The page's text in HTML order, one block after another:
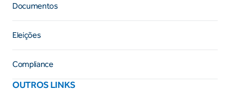
Documentos
Eleições
Compliance
OUTROS LINKS